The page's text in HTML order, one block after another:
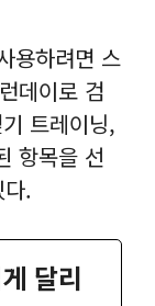
용하려면 스
데이로 검
트레이닝,
항목을 선
.
달리